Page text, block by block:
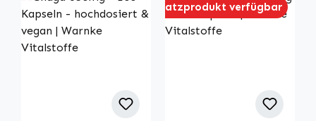
Ersatzprodukt verfügbar